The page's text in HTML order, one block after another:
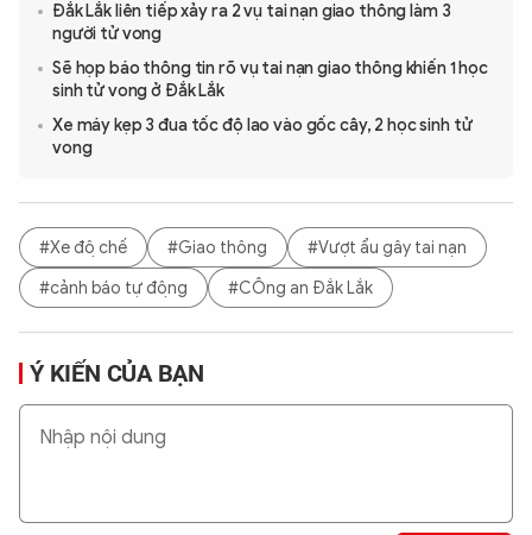
Đắk Lắk liên tiếp xảy ra 2 vụ tai nạn giao thông làm 3
người tử vong
Sẽ họp báo thông tin rõ vụ tai nạn giao thông khiến 1 học
sinh tử vong ở Đắk Lắk
Xe máy kẹp 3 đua tốc độ lao vào gốc cây, 2 học sinh tử
vong
#Xe độ chế #Giao thông
#Vượt ẩu gây tai nạn
#cảnh báo tự động
#CÔng an Đắk Lắk
Ý KIẾN CỦA BẠN